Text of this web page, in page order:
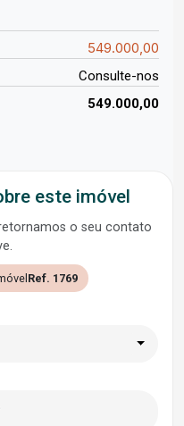
549.000,00
Consulte-nos
549.000,00
este imóvel
o seu contato
Ref. 1769